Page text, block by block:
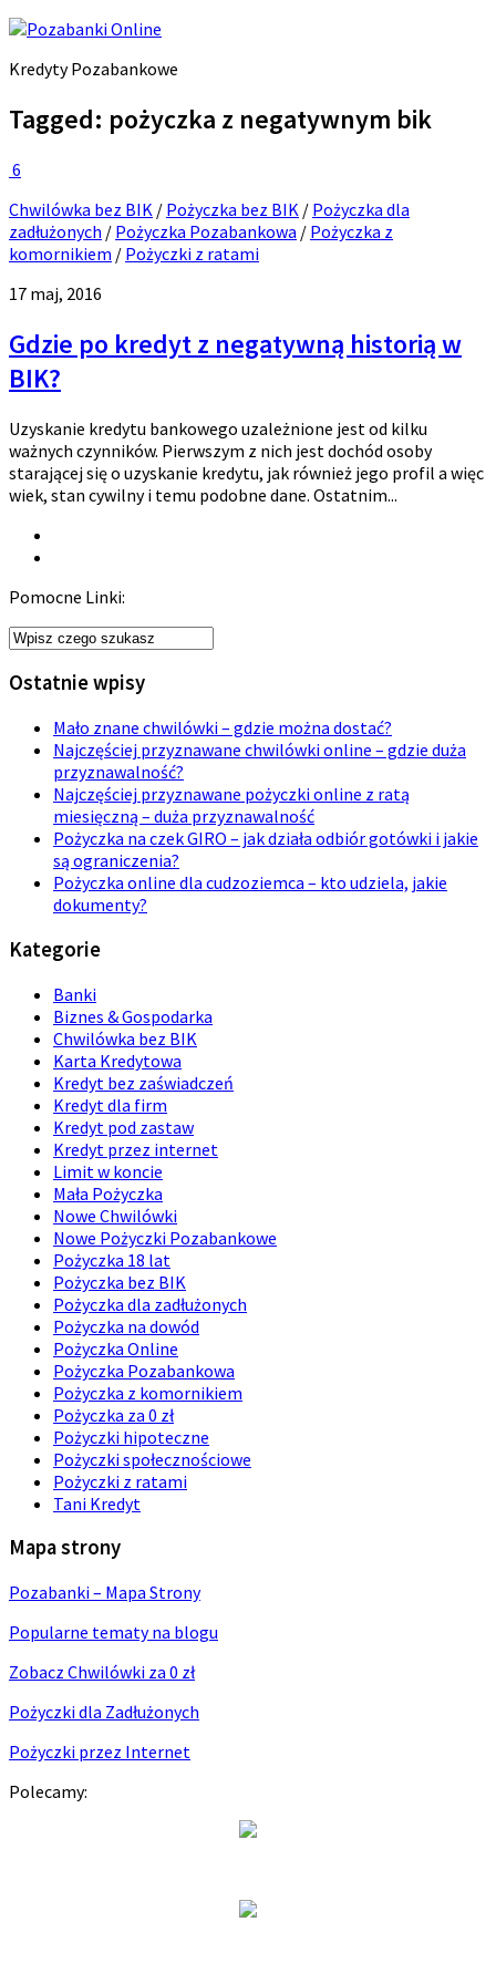
Kredyty Pozabankowe
Tagged: pożyczka z negatywnym bik
6
Chwilówka bez BIK / Pożyczka bez BIK / Pożyczka dla
zadłużonych / Pożyczka Pozabankowa / Pożyczka z
komornikiem / Pożyczki z ratami
17 maj, 2016
Gdzie po kredyt z negatywną historią w
BIK?
Uzyskanie kredytu bankowego uzależnione jest od kilku
ważnych czynników. Pierwszym z nich jest dochód osoby
starającej się o uzyskanie kredytu, jak również jego profil a więc
wiek, stan cywilny i temu podobne dane. Ostatnim...
Pomocne Linki:
Ostatnie wpisy
Mało znane chwilówki – gdzie można dostać?
Najczęściej przyznawane chwilówki online – gdzie duża
przyznawalność?
Najczęściej przyznawane pożyczki online z ratą
miesięczną – duża przyznawalność
Pożyczka na czek GIRO – jak działa odbiór gotówki i jakie
są ograniczenia?
Pożyczka online dla cudzoziemca – kto udziela, jakie
dokumenty?
Kategorie
Banki
Biznes & Gospodarka
Chwilówka bez BIK
Karta Kredytowa
Kredyt bez zaświadczeń
Kredyt dla firm
Kredyt pod zastaw
Kredyt przez internet
Limit w koncie
Mała Pożyczka
Nowe Chwilówki
Nowe Pożyczki Pozabankowe
Pożyczka 18 lat
Pożyczka bez BIK
Pożyczka dla zadłużonych
Pożyczka na dowód
Pożyczka Online
Pożyczka Pozabankowa
Pożyczka z komornikiem
Pożyczka za 0 zł
Pożyczki hipoteczne
Pożyczki społecznościowe
Pożyczki z ratami
Tani Kredyt
Mapa strony
Pozabanki – Mapa Strony
Popularne tematy na blogu
Zobacz Chwilówki za 0 zł
Pożyczki dla Zadłużonych
Pożyczki przez Internet
Polecamy: